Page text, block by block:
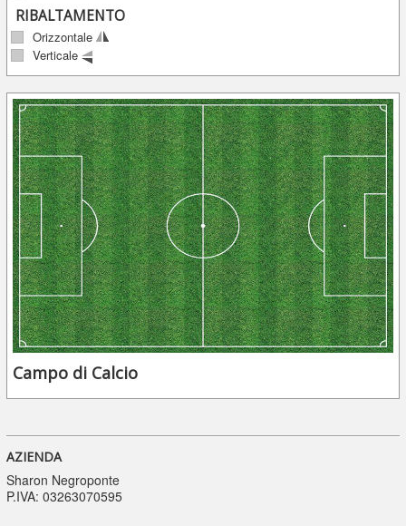
RIBALTAMENTO
Orizzontale
Verticale
Campo di Calcio
AZIENDA
Sharon Negroponte
P.IVA: 03263070595